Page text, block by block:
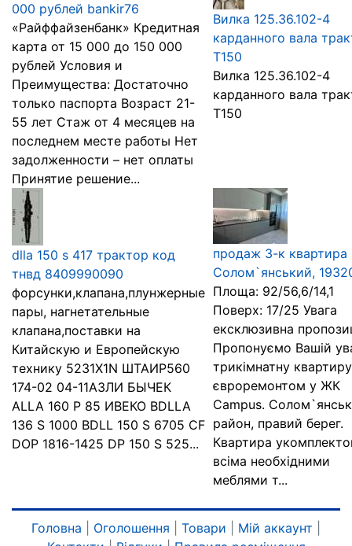
000 рублей bankir76
«Райффайзенбанк» Кредитная
карта от 15 000 до 150 000
рублей Условия и
Преимущества: Достаточно
только паспорта Возраст 21-
55 лет Стаж от 4 месяцев на
последнем месте работы Нет
задолженности – нет оплаты
Принятие решение...
Вилка 125.36.102-4
карданного вала
Т150
Вилка 125.36.102-4
карданного вала
Т150
dlla 150 s 417 трактор код
тнвд 8409990090
форсунки,клапана,плунжерные
пары, нагнетательные
клапана,поставки на
Китайскую и Европейскую
технику 5231X1N ШТАИР560
174-02 04-11АЗЛИ БЫЧЕК
АLLA 160 P 85 ИВЕКО BDLLA
136 S 1000 BDLL 150 S 6705 CF
DOP 1816-1425 DP 150 S 525...
продаж 3-к квартира
Солом`янський,
Площа: 92/56,6/14,1
Поверх: 17/25 Увага
ексклюзивна
Пропонуємо Вашій
трикімнатну
євроремонтом у ЖК
Campus.
район, правий берег.
Квартира
всіма необхідними
меблями т...
Головна Оголошення Товари Мій аккаунт